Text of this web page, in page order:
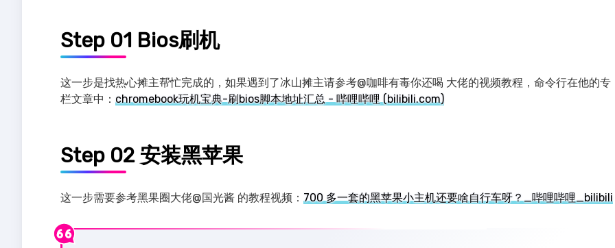
Step 01 Bios刷机
这一步是找热心摊主帮忙完成的，如果遇到了冰山摊主请参考@咖啡有毒你还喝 大佬的视频教程，命令行在他的专
栏文章中： chromebook玩机宝典-刷bios脚本地址汇总 - 哔哩哔哩 (bilibili.com)
Step 02 安装黑苹果
这一步需要参考黑果圈大佬@国光酱 的教程视频： 700 多一套的黑苹果小主机还要啥自行车呀？_哔哩哔哩_bilibili